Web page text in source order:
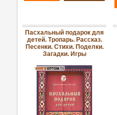
Пасхальный подарок для
детей. Тропарь. Рассказ.
Песенки. Стихи. Поделки.
Загадки. Игры